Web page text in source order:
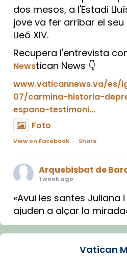
dos mesos, a l'Estadi
jove va fer arribar el
Lleó XIV.
Recupera l'entrevista
Newstican News 👇
www.vaticannews.va/es/
07/carmina-historia-
espana-testimoni...
Foto
View on Facebook · Share
Arquebisbat de
1 week ago
«Avui les santes Juliana
ajuden a alçar la
Mons. Sergi Gordo,
Santes de Mataró.Vatican